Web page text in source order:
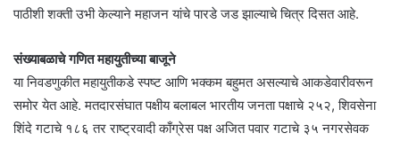
पाठीशी शक्ती उभी केल्याने महाजन यांचे पारडे जड झाल्याचे चित्र दिसत आहे.
संख्याबळाचे गणित महायुतीच्या बाजूने
या निवडणुकीत महायुतीकडे स्पष्ट आणि भक्कम बहुमत असल्याचे आकडेवारीवरून
समोर येत आहे. मतदारसंघात पक्षीय बलाबल भारतीय जनता पक्षाचे २५२, शिवसेना
शिंदे गटाचे १८६ तर राष्ट्रवादी काँग्रेस पक्ष अजित पवार गटाचे ३५ नगरसेवक